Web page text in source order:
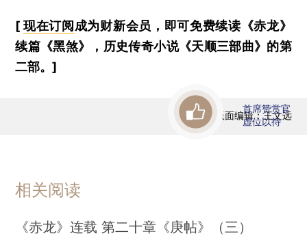
[现在订阅成为财新会员，即可免费续读《赤龙》
续篇《黑煞》，历史传奇小说《天顺三部曲》的第
二部。]
版面编辑：王文远
首席赞赏官
虚位以待
相关阅读
《赤龙》连载 第二十章《庚帖》（三）